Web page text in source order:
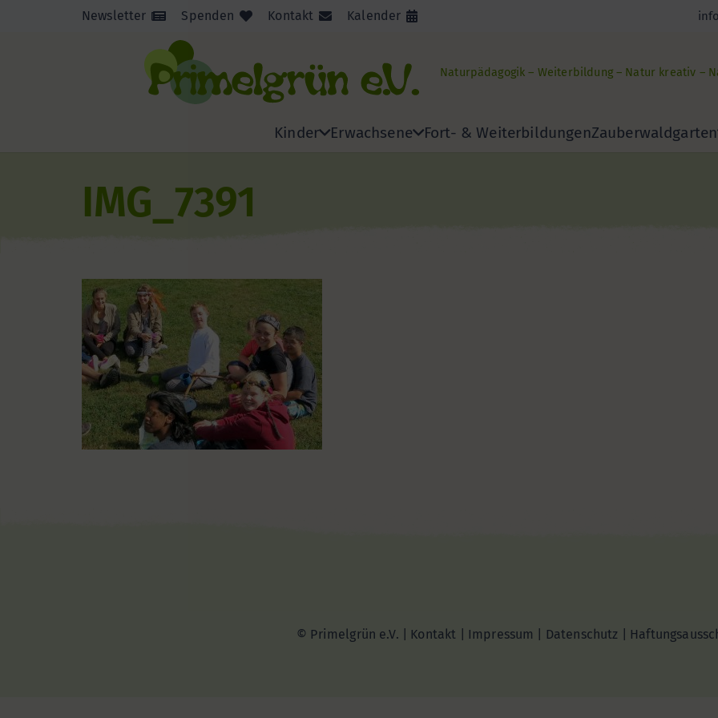
Newsletter Spenden Kontakt Kalender
Naturpädagogik – Weiterbildung – Natur kreativ –
Kinder Erwachsene Fort- & WeiterbildungenZauberwaldgarten
IMG_7391
© Primelgrün e.V. | Kontakt Impressum Datenschutz